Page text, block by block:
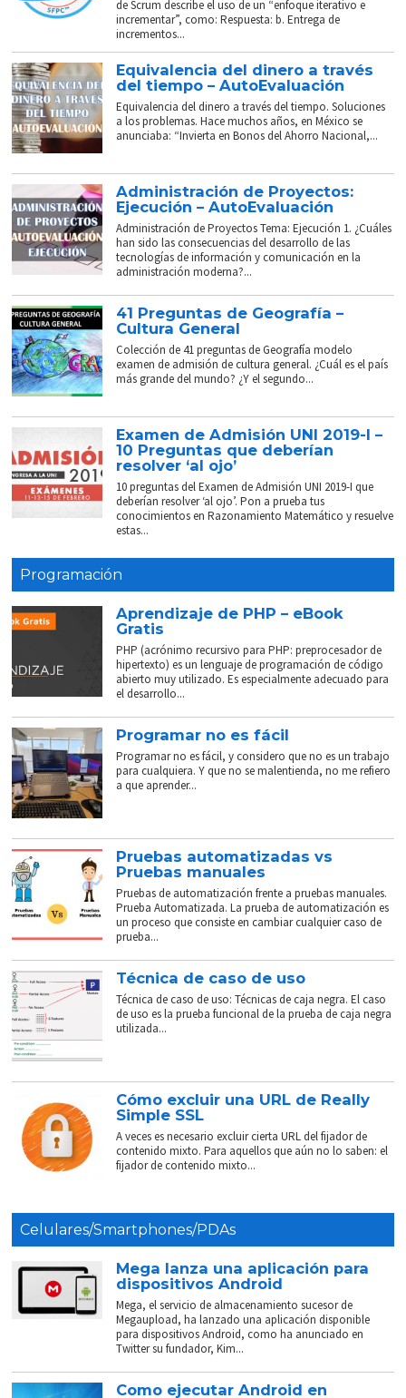
de Scrum describe el uso de un “enfoque iterativo e
incrementar”, como: Respuesta: b. Entrega de
incrementos...
Equivalencia del dinero a través
del tiempo – AutoEvaluación
Equivalencia del dinero a través del tiempo. Soluciones
a los problemas. Hace muchos años, en México se
anunciaba: “Invierta en Bonos del Ahorro Nacional,...
Administración de Proyectos:
Ejecución – AutoEvaluación
Administración de Proyectos Tema: Ejecución 1. ¿Cuáles
han sido las consecuencias del desarrollo de las
tecnologías de información y comunicación en la
administración moderna?...
41 Preguntas de Geografía –
Cultura General
Colección de 41 preguntas de Geografía modelo
examen de admisión de cultura general. ¿Cuál es el país
más grande del mundo? ¿Y el segundo...
Examen de Admisión UNI 2019-I –
10 Preguntas que deberían
resolver ‘al ojo’
10 preguntas del Examen de Admisión UNI 2019-I que
deberían resolver ‘al ojo’. Pon a prueba tus
conocimientos en Razonamiento Matemático y resuelve
estas...
Programación
Aprendizaje de PHP – eBook
Gratis
PHP (acrónimo recursivo para PHP: preprocesador de
hipertexto) es un lenguaje de programación de código
abierto muy utilizado. Es especialmente adecuado para
el desarrollo...
Programar no es fácil
Programar no es fácil, y considero que no es un trabajo
para cualquiera. Y que no se malentienda, no me refiero
a que aprender...
Pruebas automatizadas vs
Pruebas manuales
Pruebas de automatización frente a pruebas manuales.
Prueba Automatizada. La prueba de automatización es
un proceso que consiste en cambiar cualquier caso de
prueba...
Técnica de caso de uso
Técnica de caso de uso: Técnicas de caja negra. El caso
de uso es la prueba funcional de la prueba de caja negra
utilizada...
Cómo excluir una URL de Really
Simple SSL
A veces es necesario excluir cierta URL del fijador de
contenido mixto. Para aquellos que aún no lo saben: el
fijador de contenido mixto...
Celulares/Smartphones/PDAs
Mega lanza una aplicación para
dispositivos Android
Mega, el servicio de almacenamiento sucesor de
Megaupload, ha lanzado una aplicación disponible
para dispositivos Android, como ha anunciado en
Twitter su fundador, Kim...
Como ejecutar Android en